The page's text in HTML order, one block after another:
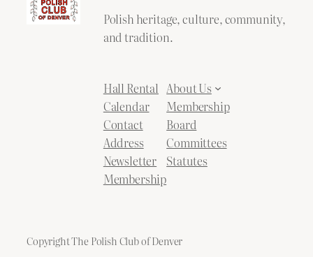
Polish heritage, culture, community,
and tradition.
Hall Rental
Calendar
Contact
Address
Newsletter
Membership
About Us
Membership
Board
Committees
Statutes
Copyright The Polish Club of Denver